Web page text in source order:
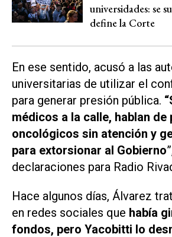
universidades: se
define la Corte
En ese sentido, acusó a las
universitarias de utilizar el
para generar presión pública.
médicos a la calle, hablan de
oncológicos sin atención y
para extorsionar al Gobierno
declaraciones para Radio
Hace algunos días, Álvarez
en redes sociales que había
fondos, pero Yacobitti lo